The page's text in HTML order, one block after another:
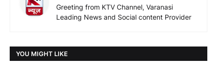
Greeting from KTV Channel, Varanasi
Leading News and Social content Provider
YOU MIGHT LIKE